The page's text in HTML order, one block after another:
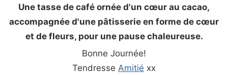
Une tasse de café ornée d'un cœur au cacao,
accompagnée d'une pâtisserie en forme de cœur
et de fleurs, pour une pause chaleureuse.
Bonne Journée!
Tendresse Amitié xx